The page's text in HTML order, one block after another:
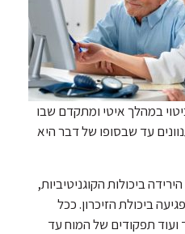
במהלך איטי ומתקדם שבו
עד שבסופו של דבר היא
ביכולות הקוגניטיביות,
ביכולת הזיכרון. ככל
תפקודים של המוח עד